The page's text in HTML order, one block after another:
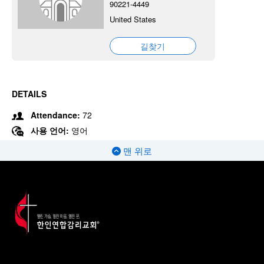
90221-4449
United States
길찾기
DETAILS
Attendance: 72
사용 언어: 영어
맨 위로